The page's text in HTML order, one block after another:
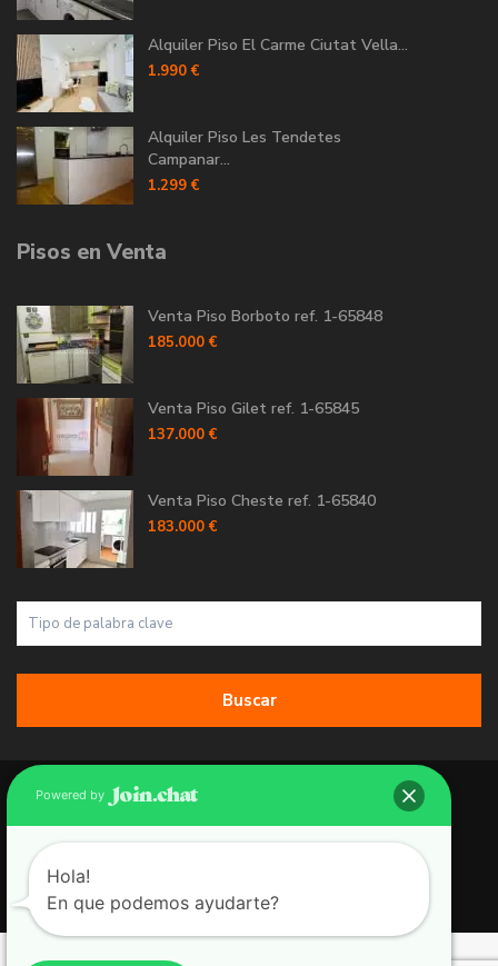
Alquiler Piso El Carme Ciutat Vella...
1.990 €
Alquiler Piso Les Tendetes
Campanar...
1.299 €
Pisos en Venta
Venta Piso Borboto ref. 1-65848
185.000 €
Venta Piso Gilet ref. 1-65845
137.000 €
Venta Piso Cheste ref. 1-65840
183.000 €
Buscar
Copyright 2026 | Grupo 90 inmobiliarias. All Rights Reserved.
Política de Cookies
Política de Privacidad
Aviso Legal
Powered by
Hola!
En que podemos ayudarte?